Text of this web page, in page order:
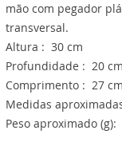
mão com pegador
transversal.
Altura : 30 cm
Profundidade : 20 cm
Comprimento : 27 cm
Medidas
Peso aproximado (g):